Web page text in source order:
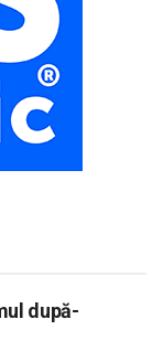
după-